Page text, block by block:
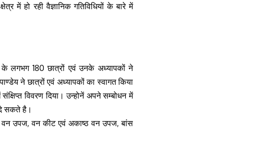
में हो रही वैज्ञानिक गतिविधियों के बारे में
के लगभग 180 छात्रों एवं उनके अध्यापकों ने
ने छात्रों एवं अध्यापकों का स्वागत किया
विवरण दिया। उन्होनें अपने सम्बोधन में
दे सकते है।
वन उपज, वन कीट एवं अकाष्ठ वन उपज, बांस